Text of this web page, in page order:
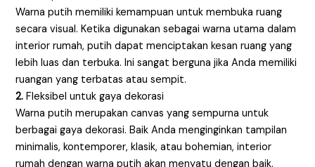
Warna putih memiliki kemampuan untuk membuka ruang
secara visual. Ketika digunakan sebagai warna utama dalam
interior rumah, putih dapat menciptakan kesan ruang yang
lebih luas dan terbuka. Ini sangat berguna jika Anda memiliki
ruangan yang terbatas atau sempit.
2.Fleksibel untuk gaya dekorasi
Warna putih merupakan canvas yang sempurna untuk
berbagai gaya dekorasi. Baik Anda menginginkan tampilan
minimalis, kontemporer, klasik, atau bohemian, interior
rumah dengan warna putih akan menyatu dengan baik.